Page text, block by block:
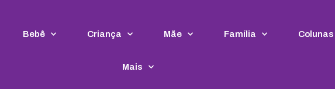
Bebê Criança Mãe Família Colunas
Mais